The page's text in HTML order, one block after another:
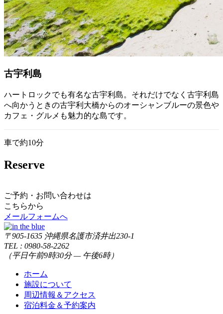
古宇利島
ハートロックでも有名な古宇利島。それだけでなく古宇利島
へ向かうときの古宇利大橋からのオーシャンブルーの景色や
カフェ・グルメも魅力的な島です。
車で約10分
Reserve
ご予約・お問い合わせは
こちらから
メールフォームへ
〒905-1635 沖縄県名護市済井出230-1
TEL : 0980-58-2262
（平日午前9時30分 — 午後6時）
ホーム
施設について
周辺情報＆アクセス
宿泊料金＆予約案内